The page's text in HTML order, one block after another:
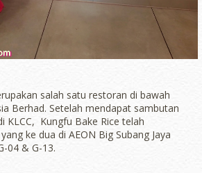
salah satu restoran di bawah
Berhad. Setelah mendapat sambutan
KLCC, Kungfu Bake Rice telah
ke dua di AEON Big Subang Jaya
04 & G-13.